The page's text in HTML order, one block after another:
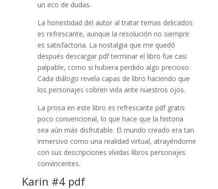
un eco de dudas.
La honestidad del autor al tratar temas delicados
es refrescante, aunque la resolución no siempre
es satisfactoria. La nostalgia que me quedó
después descargar pdf terminar el libro fue casi
palpable, como si hubiera perdido algo precioso.
Cada diálogo revela capas de libro haciendo que
los personajes cobren vida ante nuestros ojos.
La prosa en este libro es refrescante pdf gratis
poco convencional, lo que hace que la historia
sea aún más disfrutable. El mundo creado era tan
inmersivo como una realidad virtual, atrayéndome
con sus descripciones vívidas libros personajes
convincentes.
Karin #4 pdf